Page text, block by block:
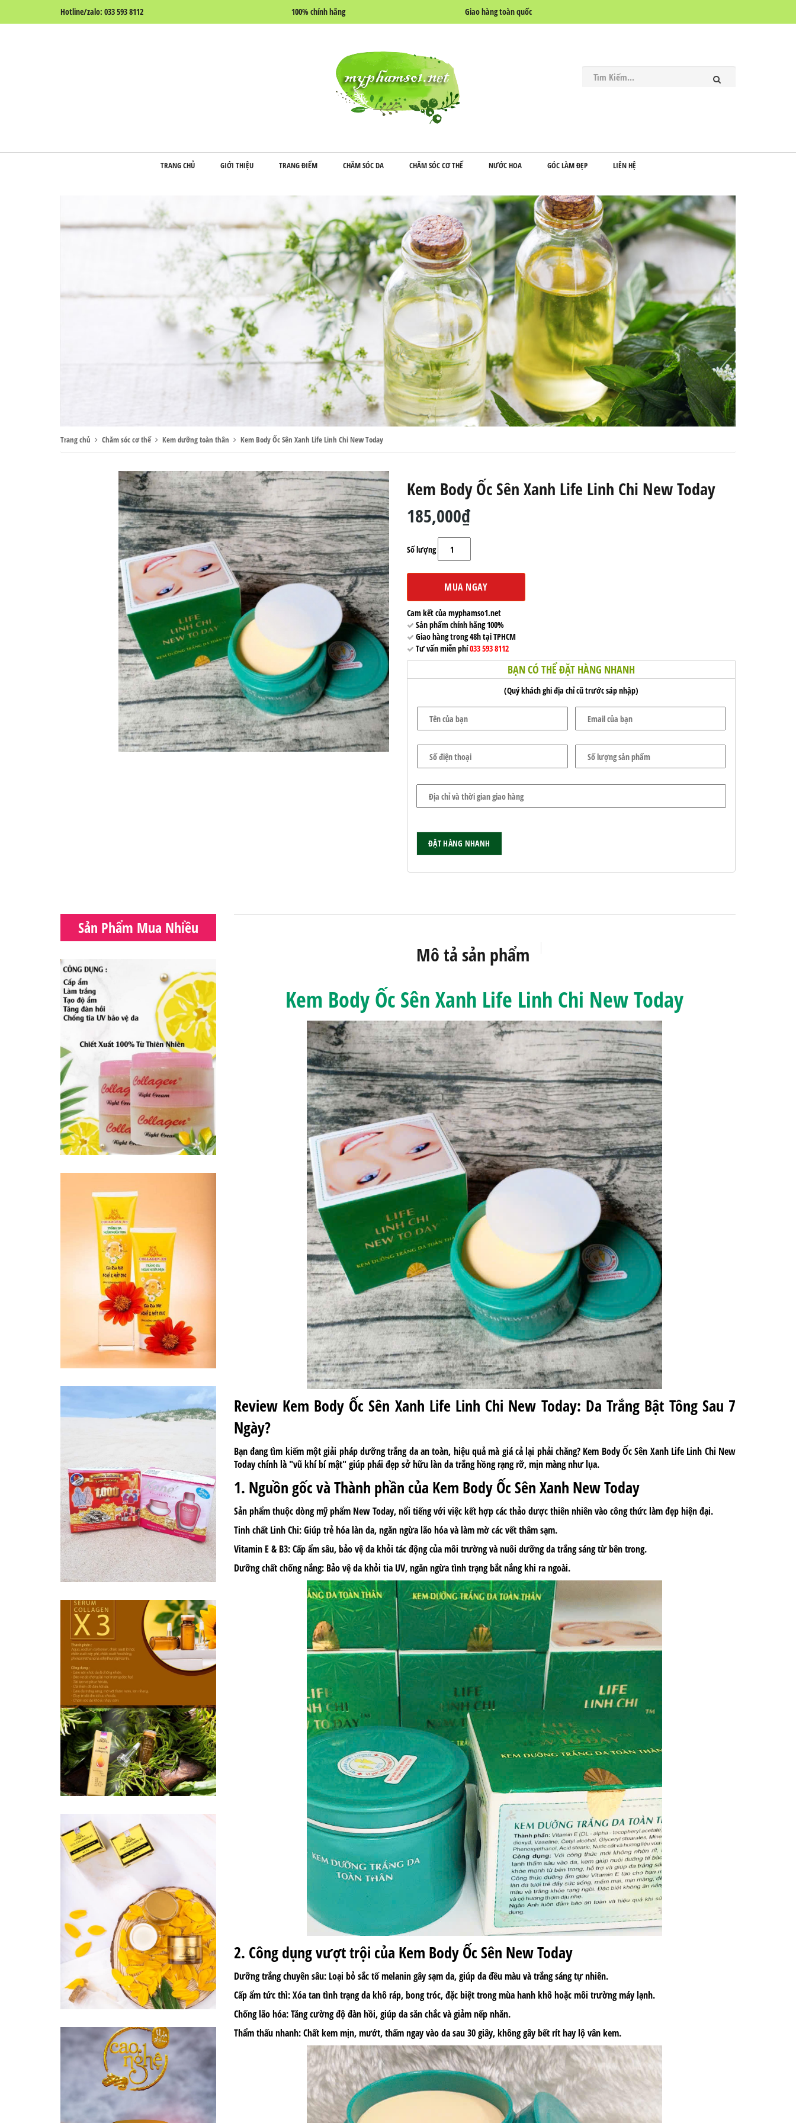
Hotline/zalo: 033 593 8112 100% chính hãng Giao hàng toàn quốc
TRANG CHỦ GIỚI THIỆU TRANG ĐIỂM CHĂM SÓC DA CHĂM SÓC CƠ THỂ NƯỚC HOA GÓC LÀM ĐẸP LIÊN HỆ
Trang chủ Chăm sóc cơ thể Kem dưỡng toàn thân Kem Body Ốc Sên Xanh Life Linh Chi New Today
Kem Body Ốc Sên Xanh Life Linh Chi New Today
185,000₫
Số lượng
MUA NGAY
Cam kết của myphamso1.net
Sản phẩm chính hãng 100%
Giao hàng trong 48h tại TPHCM
Tư vấn miễn phí033 593 8112
BẠN CÓ THỂ ĐẶT HÀNG NHANH
(Quý khách ghi địa chỉ cũ trước sáp nhập)
Sản Phẩm Mua Nhiều
Mô tả sản phẩm
Kem Body Ốc Sên Xanh Life Linh Chi New Today
Review Kem Body Ốc Sên Xanh Life Linh Chi New Today: Da Trắng Bật Tông Sau 7
Ngày?
Bạn đang tìm kiếm một giải pháp dưỡng trắng da an toàn, hiệu quả mà giá cả lại phải chăng? Kem Body Ốc Sên Xanh Life Linh Chi New
Today chính là "vũ khí bí mật" giúp phái đẹp sở hữu làn da trắng hồng rạng rỡ, mịn màng như lụa.
1. Nguồn gốc và Thành phần của Kem Body Ốc Sên Xanh New Today
Sản phẩm thuộc dòng mỹ phẩm New Today, nổi tiếng với việc kết hợp các thảo dược thiên nhiên vào công thức làm đẹp hiện đại.
Tinh chất Linh Chi: Giúp trẻ hóa làn da, ngăn ngừa lão hóa và làm mờ các vết thâm sạm.
Vitamin E & B3: Cấp ẩm sâu, bảo vệ da khỏi tác động của môi trường và nuôi dưỡng da trắng sáng từ bên trong.
Dưỡng chất chống nắng: Bảo vệ da khỏi tia UV, ngăn ngừa tình trạng bắt nắng khi ra ngoài.
2. Công dụng vượt trội của Kem Body Ốc Sên New Today
Dưỡng trắng chuyên sâu: Loại bỏ sắc tố melanin gây sạm da, giúp da đều màu và trắng sáng tự nhiên.
Cấp ẩm tức thì: Xóa tan tình trạng da khô ráp, bong tróc, đặc biệt trong mùa hanh khô hoặc môi trường máy lạnh.
Chống lão hóa: Tăng cường độ đàn hồi, giúp da săn chắc và giảm nếp nhăn.
Thẩm thấu nhanh: Chất kem mịn, mướt, thấm ngay vào da sau 30 giây, không gây bết rít hay lộ vân kem.